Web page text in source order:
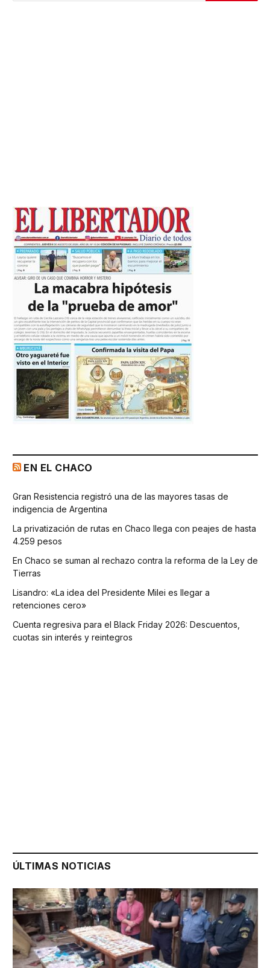
EN EL CHACO
Gran Resistencia registró una de las mayores tasas de
indigencia de Argentina
La privatización de rutas en Chaco llega con peajes de hasta
4.259 pesos
En Chaco se suman al rechazo contra la reforma de la Ley de
Tierras
Lisandro: «La idea del Presidente Milei es llegar a
retenciones cero»
Cuenta regresiva para el Black Friday 2026: Descuentos,
cuotas sin interés y reintegros
ÚLTIMAS NOTICIAS